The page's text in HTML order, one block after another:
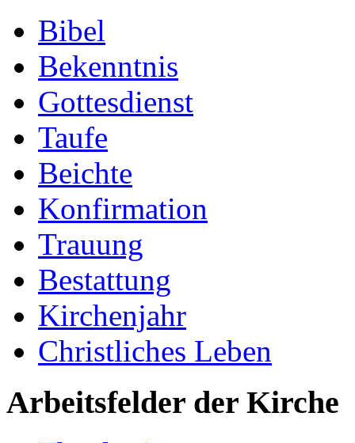
Bibel
Bekenntnis
Gottesdienst
Taufe
Beichte
Konfirmation
Trauung
Bestattung
Kirchenjahr
Christliches Leben
Arbeitsfelder der Kirche